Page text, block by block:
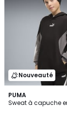
Nouveauté
PUMA
Sweat à capuche